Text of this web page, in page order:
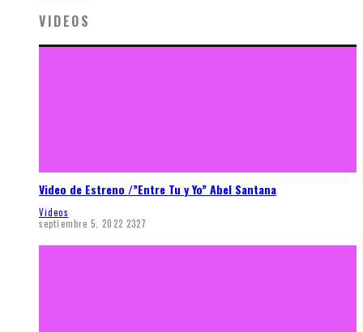
VIDEOS
Video de Estreno /”Entre Tu y Yo” Abel Santana
Videos
septiembre 5, 2022 2327